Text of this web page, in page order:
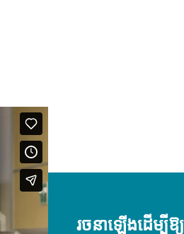
រចនាឡើងដើម្បីឱ្